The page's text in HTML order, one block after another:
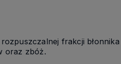
frakcji
oraz zbóż.